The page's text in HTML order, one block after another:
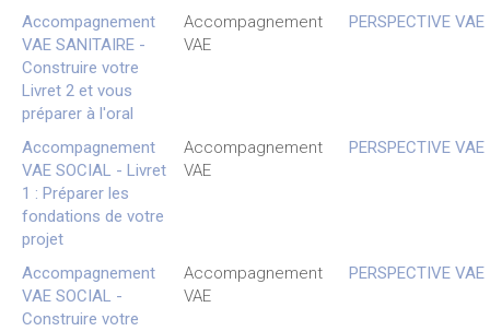
Accompagnement
VAE SANITAIRE -
Construire votre
Livret 2 et vous
préparer à l'oral
Accompagnement
VAE
PERSPECTIVE VAE
Accompagnement
VAE SOCIAL - Livret
1 : Préparer les
fondations de votre
projet
Accompagnement
VAE
PERSPECTIVE VAE
Accompagnement
VAE SOCIAL -
Construire votre
Accompagnement
VAE
PERSPECTIVE VAE